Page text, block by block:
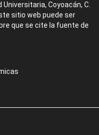
Coyoacán, C.
sitio web puede ser
que se cite la fuente de